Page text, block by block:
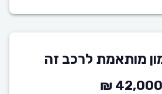
מותאמת לרכב זה
42,000 ₪